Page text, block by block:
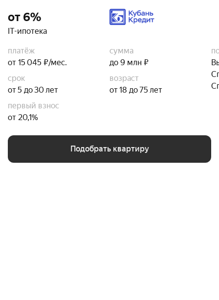
от 6%
IT-ипотека
платёж
от 15 045 ₽/мес.
сумма
до 9 млн ₽
срок
от 5 до 30 лет
возраст
от 18 до 75 лет
первый взнос
от 20,1%
Подобрать квартиру